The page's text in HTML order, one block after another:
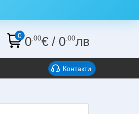
0 0.00€ / 0.00лв
Контакти